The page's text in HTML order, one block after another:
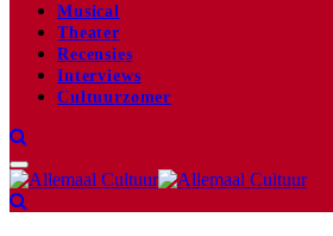
Musical
Theater
Recensies
Interviews
Cultuurzomer